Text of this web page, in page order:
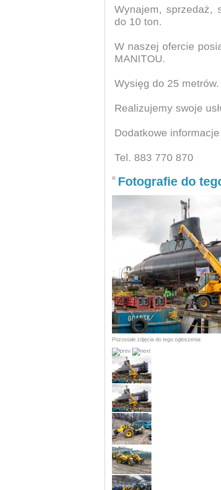
Wynajem, sprzedaż,
do 10 ton.
W naszej ofercie
MANITOU.
Wysięg do 25 metrów.
Realizujemy swoje
Dodatkowe
Tel. 883 770 870
Fotografie do
Pozostałe zdjęcia do tego ogłoszenia: